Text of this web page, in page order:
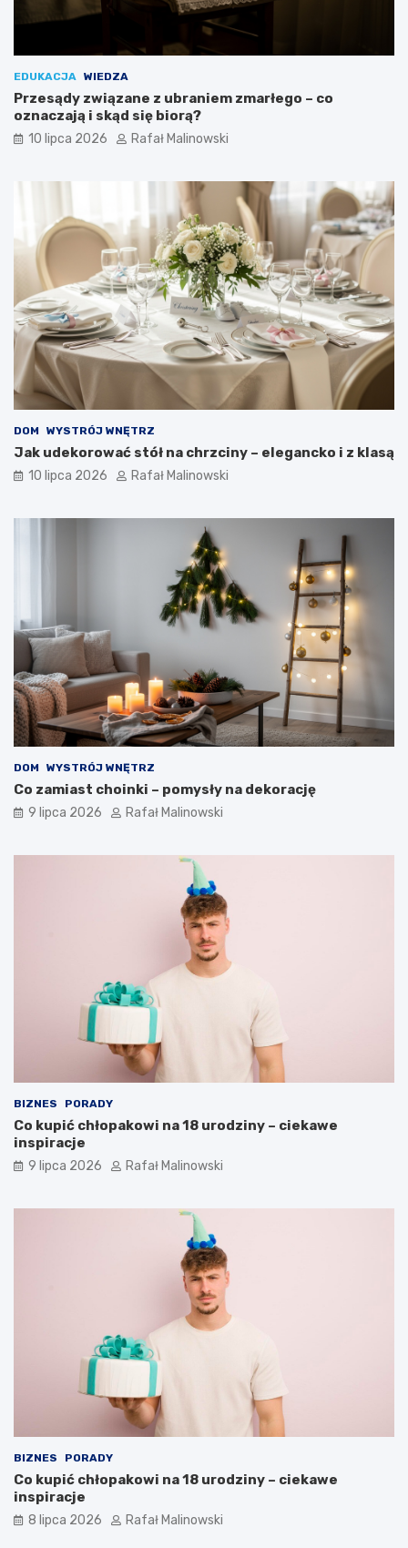
EDUKACJA WIEDZA
Przesądy związane z ubraniem zmarłego – co
oznaczają i skąd się biorą?
10 lipca 2026 Rafał Malinowski
DOM WYSTRÓJ WNĘTRZ
Jak udekorować stół na chrzciny – elegancko i z klasą
10 lipca 2026 Rafał Malinowski
DOM WYSTRÓJ WNĘTRZ
Co zamiast choinki – pomysły na dekorację
9 lipca 2026 Rafał Malinowski
BIZNES PORADY
Co kupić chłopakowi na 18 urodziny – ciekawe
inspiracje
9 lipca 2026 Rafał Malinowski
BIZNES PORADY
Co kupić chłopakowi na 18 urodziny – ciekawe
inspiracje
8 lipca 2026 Rafał Malinowski